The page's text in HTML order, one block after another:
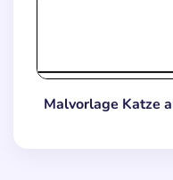
Malvorlage Katze